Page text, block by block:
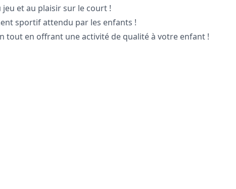
et au plaisir sur le court !
sportif attendu par les enfants !
tout en offrant une activité de qualité à votre enfant !